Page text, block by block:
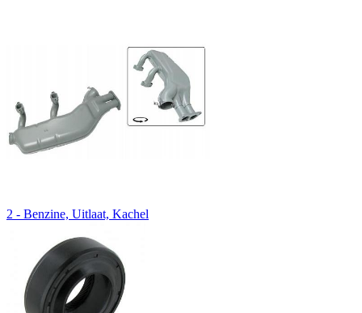
2 - Benzine, Uitlaat, Kachel